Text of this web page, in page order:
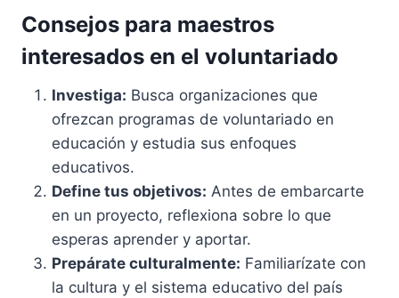
Consejos para maestros
interesados en el voluntariado
Investiga: Busca organizaciones que
ofrezcan programas de voluntariado en
educación y estudia sus enfoques
educativos.
Define tus objetivos: Antes de embarcarte
en un proyecto, reflexiona sobre lo que
esperas aprender y aportar.
Prepárate culturalmente: Familiarízate con
la cultura y el sistema educativo del país